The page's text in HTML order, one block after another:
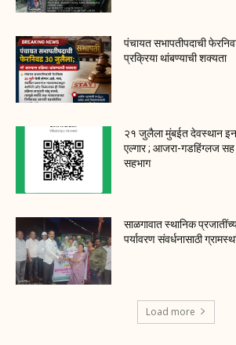
पंचायत सभापतीपदाची
प्रक्रिया थांबण्याची शक्यता
२१ जुलैला मुंबईत देवस्थान
एल्गार ; आजरा-गडहिंग्लज सह
सहभाग
साळगावात स्थानिक
पर्यावरण संवर्धनासाठी
Load more